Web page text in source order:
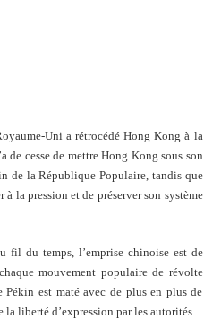
Uni a rétrocédé Hong Kong à la
de cesse de mettre Hong Kong sous son
de la République Populaire, tandis que
la pression et de préserver son système
fil du temps, l’emprise chinoise est de
mouvement populaire de révolte
Pékin est maté avec de plus en plus de
la liberté d’expression par les autorités.